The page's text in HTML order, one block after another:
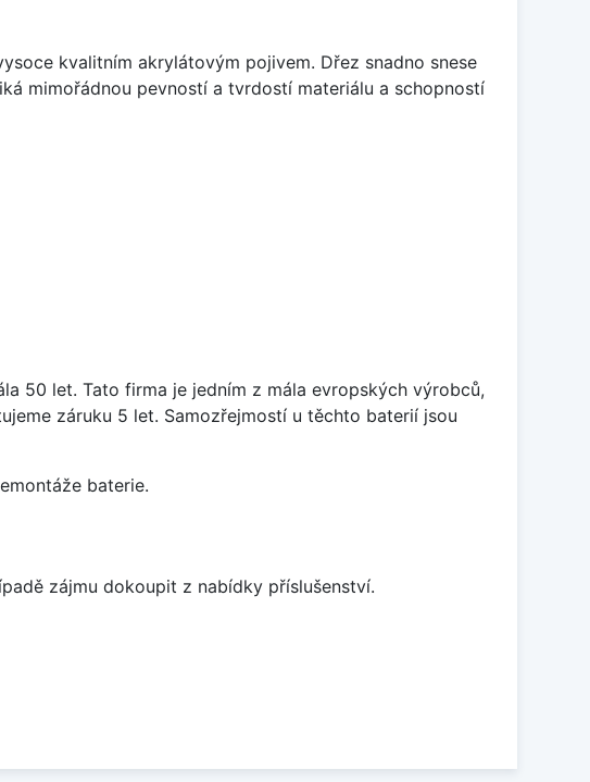
kvalitním akrylátovým pojivem. Dřez snadno snese
mimořádnou pevností a tvrdostí materiálu a schopností
50 let. Tato firma je jedním z mála evropských výrobců,
záruku 5 let. Samozřejmostí u těchto baterií jsou
baterie.
zájmu dokoupit z nabídky příslušenství.